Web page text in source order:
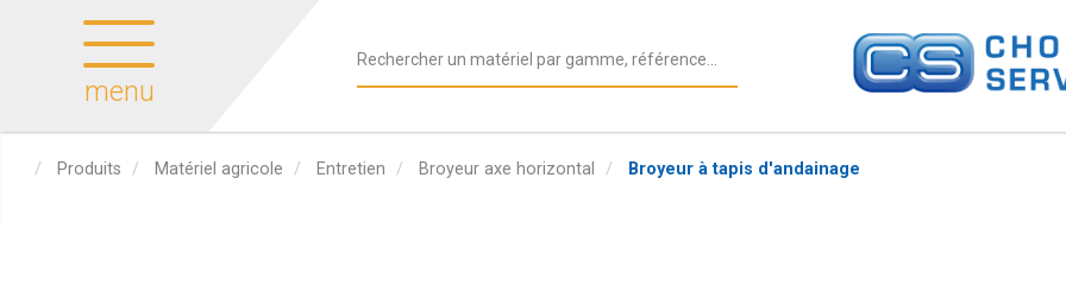
menu
Produits Matériel agricole Entretien Broyeur axe horizontal Broyeur à tapis d'andainage